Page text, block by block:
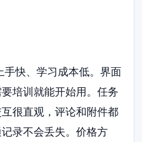
快、学习成本低。界面
培训就能开始用。任务
很直观，评论和附件都
录不会丢失。价格方